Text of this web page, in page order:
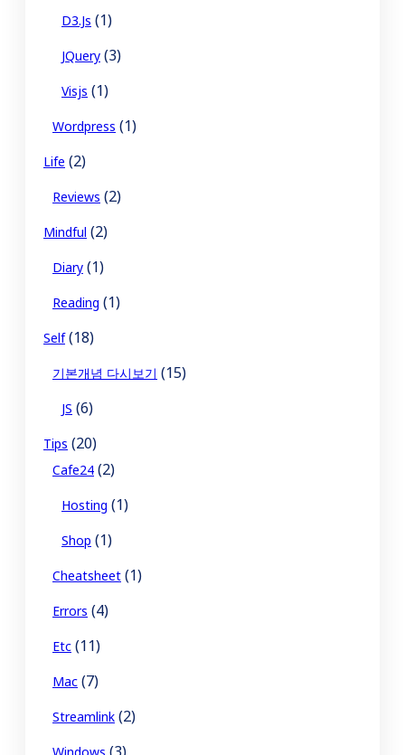
D3.js (1)
JQuery (3)
Visjs (1)
Wordpress (1)
Life (2)
Reviews (2)
Mindful (2)
Diary (1)
Reading (1)
Self(18)
기본개념 다시보기 (15)
JS (6)
Tips (20)
Cafe24 (2)
Hosting (1)
Shop (1)
Cheatsheet (1)
Errors (4)
Etc (11)
Mac (7)
Streamlink (2)